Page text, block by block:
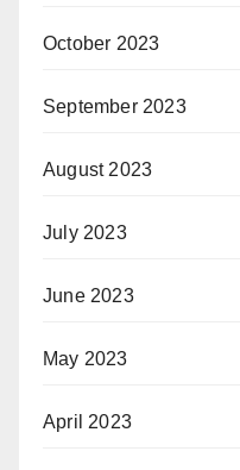
October 2023
September 2023
August 2023
July 2023
June 2023
May 2023
April 2023